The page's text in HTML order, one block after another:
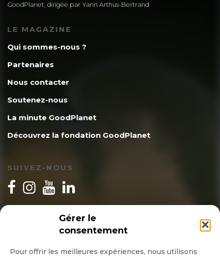
Gérer le
consentement
Pour offrir les meilleures expériences, nous utilisons
GoodPlanet, dirigée par Yann Arthus-Bertrand
LE MAGAZINE
Qui sommes-nous ?
Partenaires
Nous contacter
Soutenez-nous
La minute GoodPlanet
Découvrez la fondation GoodPlanet
SUIVEZ-NOUS
INSCRIPTION NEWSLETTER